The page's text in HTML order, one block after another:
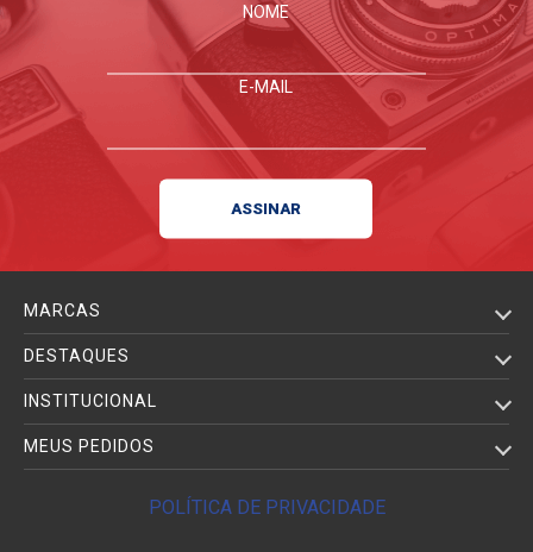
NOME
E-MAIL
MARCAS
DESTAQUES
INSTITUCIONAL
MEUS PEDIDOS
POLÍTICA DE PRIVACIDADE